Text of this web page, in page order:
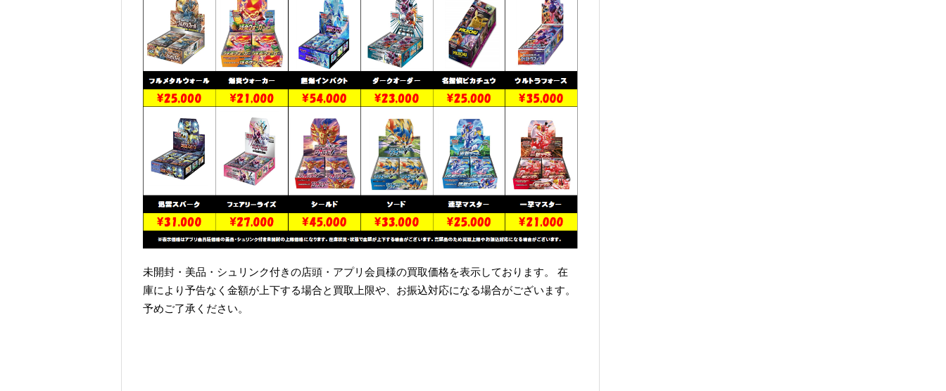
未開封・美品・シュリンク付きの店頭・アプリ会員様の買取価格を表示しております。 在
庫により予告なく金額が上下する場合と買取上限や、お振込対応になる場合がございます。
予めご了承ください。